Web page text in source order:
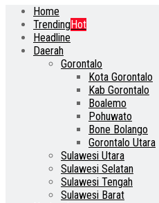
Home
TrendingHot
Headline
Daerah
Gorontalo
Kota Gorontalo
Kab Gorontalo
Boalemo
Pohuwato
Bone Bolango
Gorontalo Utara
Sulawesi Utara
Sulawesi Selatan
Sulawesi Tengah
Sulawesi Barat